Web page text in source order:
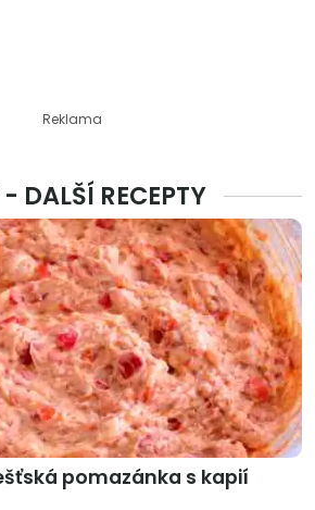
Reklama
DALŠÍ RECEPTY
pomazánka s kapií